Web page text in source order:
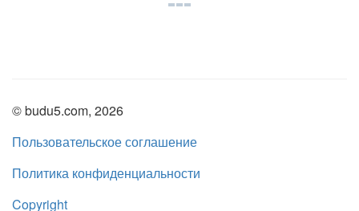
© budu5.com, 2026
Пользовательское соглашение
Политика конфиденциальности
Copyright